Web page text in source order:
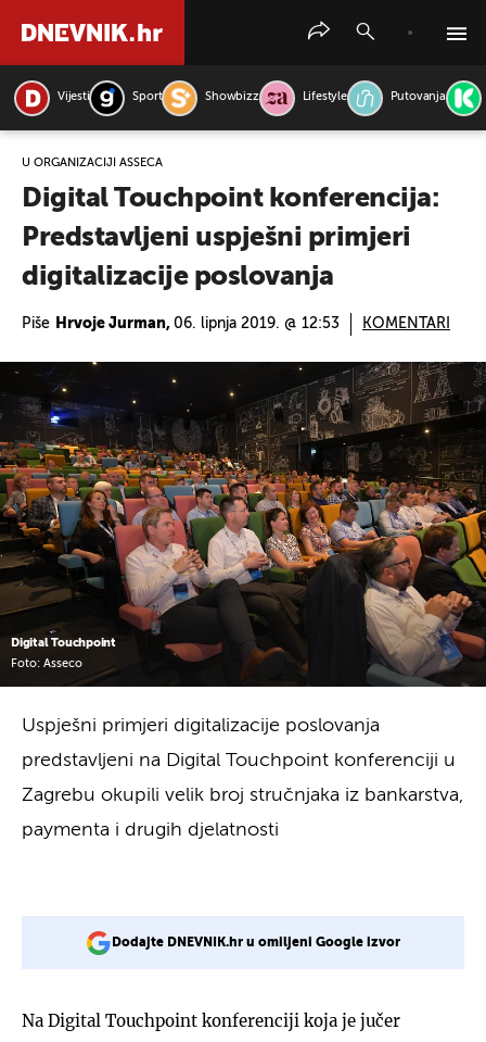
Vijesti Sport Showbizz Lifestyle Putovanja
U ORGANIZACIJI ASSECA
Digital Touchpoint konferencija:
Predstavljeni uspješni primjeri
digitalizacije poslovanja
Piše Hrvoje Jurman, 06. lipnja 2019. @ 12:53 KOMENTARI
Digital Touchpoint
Foto: Asseco
Uspješni primjeri digitalizacije poslovanja
predstavljeni na Digital Touchpoint konferenciji u
Zagrebu okupili velik broj stručnjaka iz bankarstva,
paymenta i drugih djelatnosti
Dodajte DNEVNIK.hr u omiljeni Google izvor
Na Digital Touchpoint konferenciji koja je jučer
PRETRAŽITE VIJESTI